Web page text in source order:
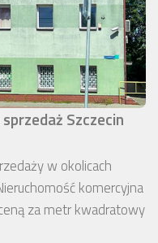
Szczecin
w okolicach
komercyjna
za metr kwadratowy